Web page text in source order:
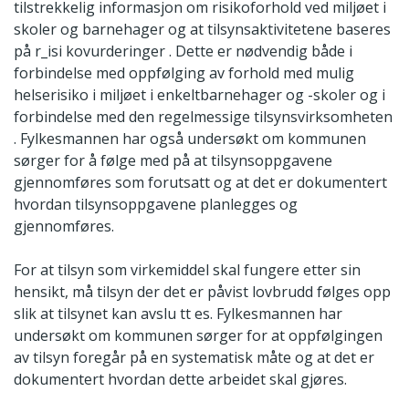
tilstrekkelig informasjon om risikoforhold ved miljøet i
skoler og barnehager og at tilsynsaktivitetene baseres
på r_isi kovurderinger . Dette er nødvendig både i
forbindelse med oppfølging av forhold med mulig
helserisiko i miljøet i enkeltbarnehager og -skoler og i
forbindelse med den regelmessige tilsynsvirksomheten
. Fylkesmannen har også undersøkt om kommunen
sørger for å følge med på at tilsynsoppgavene
gjennomføres som forutsatt og at det er dokumentert
hvordan tilsynsoppgavene planlegges og
gjennomføres.
For at tilsyn som virkemiddel skal fungere etter sin
hensikt, må tilsyn der det er påvist lovbrudd følges opp
slik at tilsynet kan avslu tt es. Fylkesmannen har
undersøkt om kommunen sørger for at oppfølgingen
av tilsyn foregår på en systematisk måte og at det er
dokumentert hvordan dette arbeidet skal gjøres.